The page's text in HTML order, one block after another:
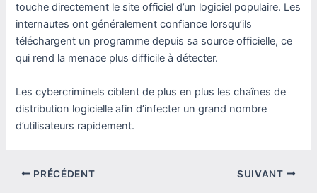
touche directement le site officiel d’un logiciel populaire. Les
internautes ont généralement confiance lorsqu’ils
téléchargent un programme depuis sa source officielle, ce
qui rend la menace plus difficile à détecter.
Les cybercriminels ciblent de plus en plus les chaînes de
distribution logicielle afin d’infecter un grand nombre
d’utilisateurs rapidement.
PRÉCÉDENT SUIVANT